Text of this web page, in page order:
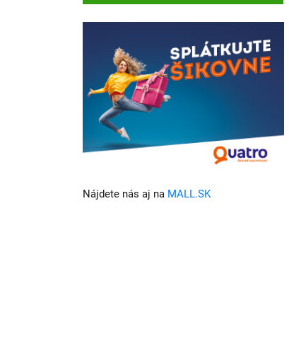
Nájdete nás aj na MALL.SK